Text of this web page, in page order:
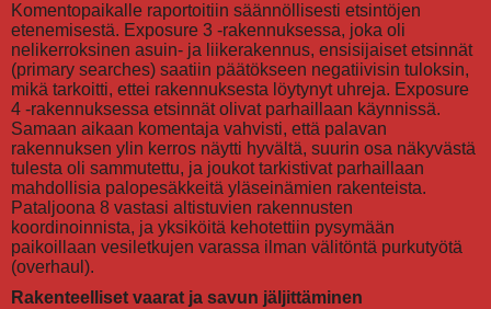
Komentopaikalle raportoitiin säännöllisesti etsintöjen
etenemisestä. Exposure 3 -rakennuksessa, joka oli
nelikerroksinen asuin- ja liikerakennus, ensisijaiset etsinnät
(primary searches) saatiin päätökseen negatiivisin tuloksin,
mikä tarkoitti, ettei rakennuksesta löytynyt uhreja. Exposure
4 -rakennuksessa etsinnät olivat parhaillaan käynnissä.
Samaan aikaan komentaja vahvisti, että palavan
rakennuksen ylin kerros näytti hyvältä, suurin osa näkyvästä
tulesta oli sammutettu, ja joukot tarkistivat parhaillaan
mahdollisia palopesäkkeitä yläseinämien rakenteista.
Pataljoona 8 vastasi altistuvien rakennusten
koordinoinnista, ja yksiköitä kehotettiin pysymään
paikoillaan vesiletkujen varassa ilman välitöntä purkutyötä
(overhaul).
Rakenteelliset vaarat ja savun jäljittäminen